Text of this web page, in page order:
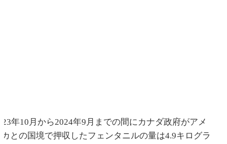
年10月から2024年9月までの間にカナダ政府がアメ
との国境で押収したフェンタニルの量は4.9キログラ